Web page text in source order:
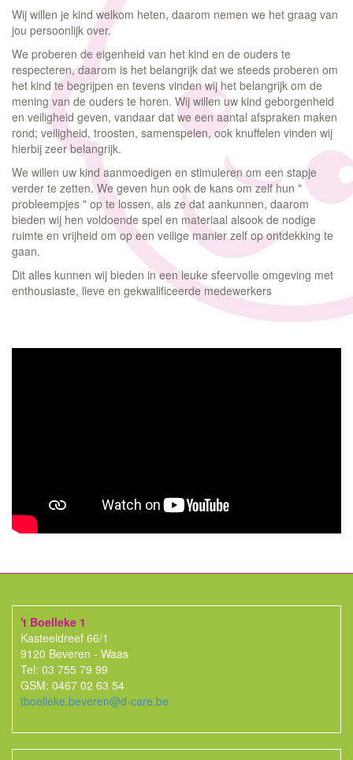
Wij willen je kind welkom heten, daarom nemen we het graag van
jou persoonlijk over.
We proberen de eigenheid van het kind en de ouders te
respecteren, daarom is het belangrijk dat we steeds proberen om
het kind te begrijpen en tevens vinden wij het belangrijk om de
mening van de ouders te horen. Wij willen uw kind geborgenheid
en veiligheid geven, vandaar dat we een aantal afspraken maken
rond; veiligheid, troosten, samenspelen, ook knuffelen vinden wij
hierbij zeer belangrijk.
We willen uw kind aanmoedigen en stimuleren om een stapje
verder te zetten. We geven hun ook de kans om zelf hun "
probleempjes " op te lossen, als ze dat aankunnen, daarom
bieden wij hen voldoende spel en materiaal alsook de nodige
ruimte en vrijheid om op een veilige manier zelf op ontdekking te
gaan.
Dit alles kunnen wij bieden in een leuke sfeervolle omgeving met
enthousiaste, lieve en gekwalificeerde medewerkers
't Boelleke 1
Kasteeldreef 66/1
9120 Beveren - Waas
Tel: 03 755 79 99
GSM: 0467 02 63 54
tboelleke.beveren@d-care.be